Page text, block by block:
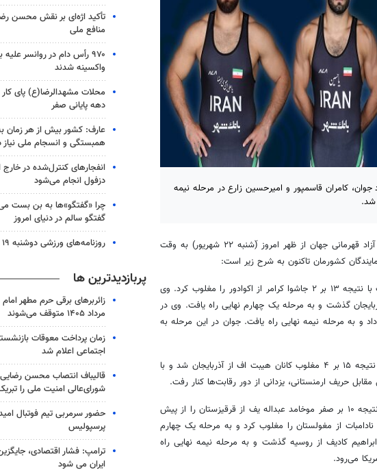
کامران قاسمپور و امیرحسین زارع در مرحله نیمه
شد.
، مسابقات ۴ وزن نخست کشتی آزاد قهرمانی جهان از ظهر امروز (َشنبه ۲۲ شهریور) به وقت
کشورمان تاکنون به شرح زیر است:
جاشوا کرامر از اکوادور را مغلوب کرد. وی
گذشت و به مرحله یک چهارم نهایی راه یافت. وی در
و به مرحله نیمه نهایی راه یافت. جوان در این مرحله به
* در وزن ۷۰ کیلوگرم امیرمحمد یزدانی در دور نخست با نتیجه ۱۵ بر ۴ مغلوب کانان هیبت اف از آذربایجان شد و با
حریف ارمنستانی، یزدانی از دور رقابت‌ها کنار رفت.
* در وزن ۸۶ کیلوگرم کامران قاسم پور در دور نخست با نتیجه ۱۰ بر صفر موخامد عبداله یف از قرقیزستان را از پیش
نتیجه ۱۰ بر صفر باتبیلگون نادامبات از مغولستان را مغلوب کرد و به مرحله یک چهارم
وی در دور بعد با نتیجه ۵ بر ۴ از سد ابراهیم کادیف از روسیه گذشت و به مرحله نیمه نهایی راه
می‌رود.
تأکید اژه‌ای بر نقش محسن
منافع ملی
۹۷۰ رأس دام در روانسر
واکسینه شدند
محلات مشهدالرضا(ع) پای کار
دهه پایانی صفر
عارف: کشور بیش از هر زمان
همبستگی و انسجام ملی نیاز
انفجارهای کنترل‌شده در
دزفول انجام می‌شود
چرا «گفتگو»ها به بن بست
گفتگو سالم در دنیای امروز
روزنامه‌های ورزشی دوشنبه ۱۹ مرداد ۱۴۰۵
پربازدیدترین ها
مرداد ۱۴۰۵ متوقف می‌شوند
زمان پرداخت معوقات
اجتماعی اعلام شد
قالیباف انتصاب محسن
شورای‌عالی امنیت ملی را
حضور سرمربی تیم فوتبال
پرسپولیس
ترامپ: فشار اقتصادی،
ایران می شود